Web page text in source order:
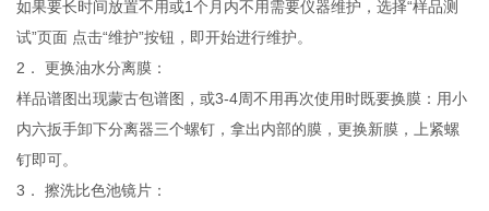
如果要长时间放置不用或1个月内不用需要仪器维护，选择“样品测
试”页面 点击“维护”按钮，即开始进行维护。
2． 更换油水分离膜：
样品谱图出现蒙古包谱图，或3-4周不用再次使用时既要换膜：用小
内六扳手卸下分离器三个螺钉，拿出内部的膜，更换新膜，上紧螺
钉即可。
3． 擦洗比色池镜片：